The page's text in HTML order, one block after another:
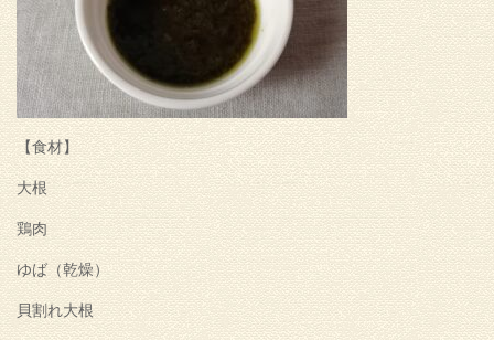
【食材】
大根
鶏肉
ゆば（乾燥）
貝割れ大根